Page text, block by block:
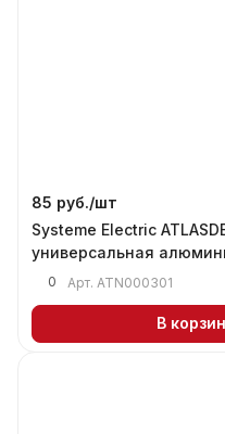
85 руб./шт
Systeme Electric
универсальная
0 Арт. ATN000301
В